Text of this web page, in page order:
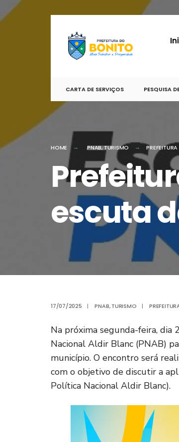
conteúdo
content
CARTA DE SERVIÇOS PESQUISA
HOME PNAB,TURISMO
escuta
17/07/2025 | PNAB,TURISMO |
Na próxima segunda-feira, dia
Nacional Aldir Blanc (PNAB)
município. O encontro será
com o objetivo de discutir a
Política Nacional Aldir Blanc).